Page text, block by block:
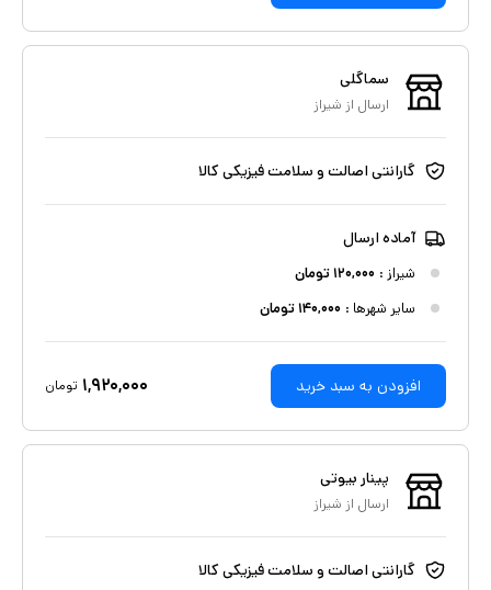
سماگلی
ارسال از شیراز
گارانتی اصالت و سلامت فیزیکی کالا
آماده ارسال
شیراز : ۱۲۰,۰۰۰تومان
سایر شهرها : ۱۴۰,۰۰۰تومان
افزودن به سبد خرید ۱,۹۲۰,۰۰۰ تومان
پینار بیوتی
ارسال از شیراز
گارانتی اصالت و سلامت فیزیکی کالا